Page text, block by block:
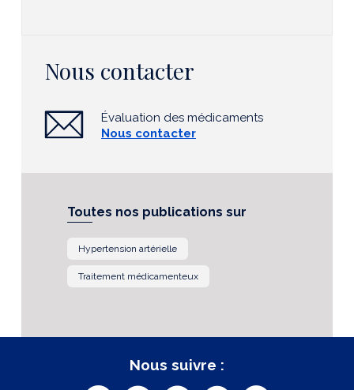
Nous contacter
Évaluation des médicaments
Nous contacter
Toutes nos publications sur
Hypertension artérielle
Traitement médicamenteux
Nous suivre :